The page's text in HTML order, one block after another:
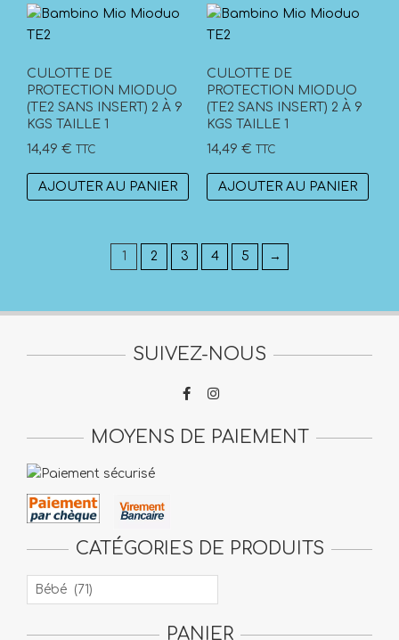
CULOTTE DE
PROTECTION MIODUO
(TE2 SANS INSERT) 2 À 9
KGS TAILLE 1
14,49 € TTC
AJOUTER AU PANIER
CULOTTE DE
PROTECTION MIODUO
(TE2 SANS INSERT) 2 À 9
KGS TAILLE 1
14,49 € TTC
AJOUTER AU PANIER
1 2 3 4 5 →
SUIVEZ-NOUS
MOYENS DE PAIEMENT
CATÉGORIES DE PRODUITS
PANIER